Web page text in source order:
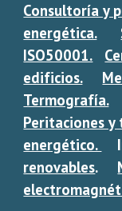
Consultoría y
energética.
ISO50001.
edificios.
Termografía.
Peritaciones y
energético.
renovables.